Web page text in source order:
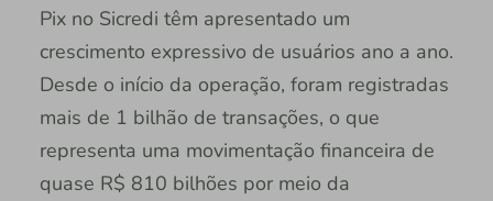
Pix no Sicredi têm apresentado um
crescimento expressivo de usuários ano a ano.
Desde o início da operação, foram registradas
mais de 1 bilhão de transações, o que
representa uma movimentação financeira de
quase R$ 810 bilhões por meio da